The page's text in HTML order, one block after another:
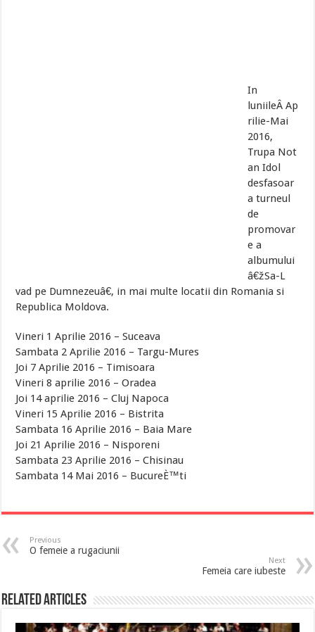
In
luniileÂ Ap
rilie-Mai
2016,
Trupa Not
an Idol
desfasoar
a turneul
de
promovar
e a
albumului
â€žSa-L
vad pe Dumnezeuâ€, in mai multe locatii din Romania si
Republica Moldova.
Vineri 1 Aprilie 2016 – Suceava
Sambata 2 Aprilie 2016 – Targu-Mures
Joi 7 Aprilie 2016 – Timisoara
Vineri 8 aprilie 2016 – Oradea
Joi 14 aprilie 2016 – Cluj Napoca
Vineri 15 Aprilie 2016 – Bistrita
Sambata 16 Aprilie 2016 – Baia Mare
Joi 21 Aprilie 2016 – Nisporeni
Sambata 23 Aprilie 2016 – Chisinau
Sambata 14 Mai 2016 – BucureÈ™ti
Previous
O femeie a rugaciunii
Next
Femeia care iubeste
Related Articles